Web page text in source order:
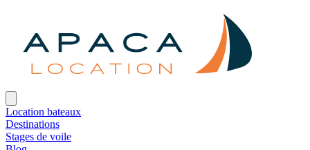
Location bateaux
Destinations
Stages de voile